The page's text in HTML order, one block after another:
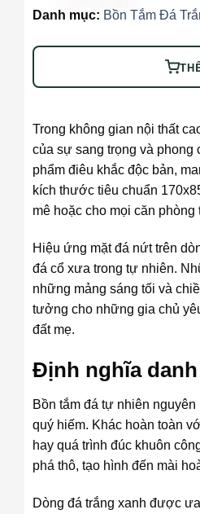
Danh mục: Bồn Tắm Đá
Trong không gian nội thất
của sự sang trọng và
phẩm điêu khắc độc bản,
kích thước tiêu chuẩn
mê hoặc cho mọi căn phòng
Hiệu ứng mặt đá nứt trên
đá cổ xưa trong tự nhiên.
những mảng sáng tối và
tưởng cho những gia chủ
đất mẹ.
Định nghĩa
Bồn tắm đá tự nhiên
quý hiếm. Khác hoàn toàn
hay quá trình đúc khuôn
phá thô, tạo hình đến mài
Dòng đá trắng xanh được